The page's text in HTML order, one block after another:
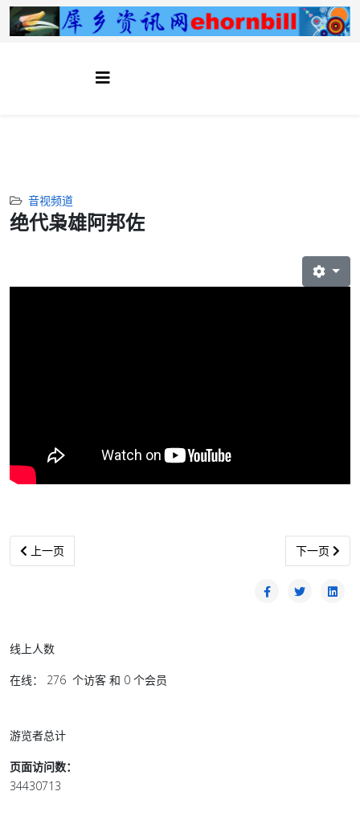
音视频道
绝代枭雄阿邦佐
上一篇文章: 贸工部认为哪些行业能引领马来西亚的二次工业化？【
上一页 下一篇文章:
下一页
线上人数
在线： 276 个访客 和 0 个会员
游览者总计
页面访问数：
34430713